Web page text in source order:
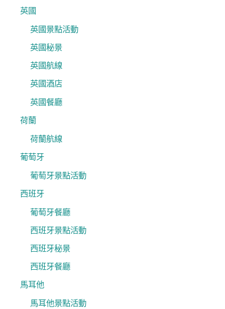
英國
英國景點活動
英國秘景
英國航線
英國酒店
英國餐廳
荷蘭
荷蘭航線
葡萄牙
葡萄牙景點活動
西班牙
葡萄牙餐廳
西班牙景點活動
西班牙秘景
西班牙餐廳
馬耳他
馬耳他景點活動